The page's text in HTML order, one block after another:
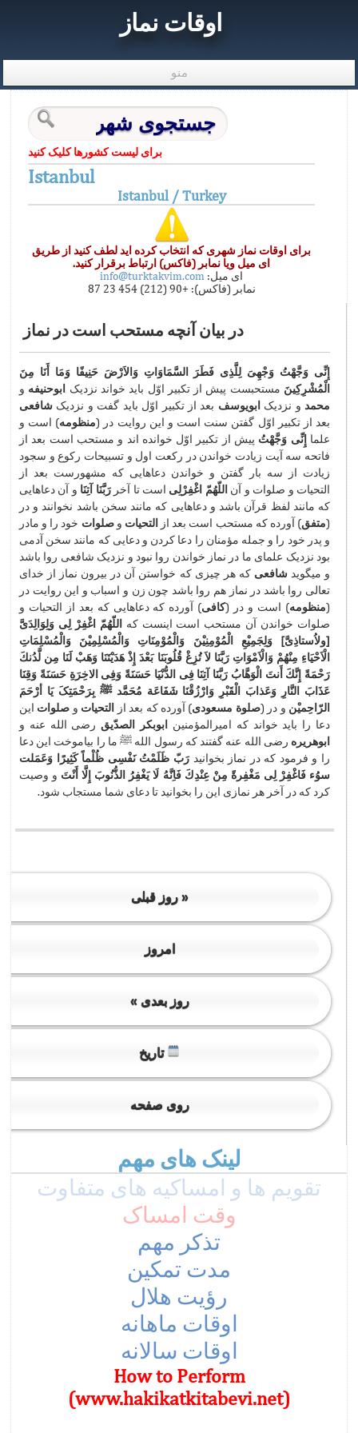
اوقات نماز
منو
برای لیست کشورها کلیک کنید
Istanbul
Istanbul / Turkey
برای اوقات نماز شهری که انتخاب کرده اید لطف کنید از طریق
ای میل ویا نمابر (فاکس) ارتباط برقرار کنید.
ای میل:
نمابر (فاکس): +90 (212) 454 23 87
در بیان آنچه مستحب است در نماز
إِنِّی وَجَّهْتُ وَجْهِیَ لِلَّذِی فَطَرَ السَّمَاوَاتِ وَالاَرْضَ حَنِیفًا وَمَا أَنَا مِنَ
الْمُشْرِكِینَ مستحبست پیش از تكبیر اوّل باید خواند نزدیک ابوحنیفه و
محمد و نزدیک ابویوسف بعد از تكبیر اوّل باید گفت و نزدیک شافعی
بعد از تكبیر اوّل گفتن سنت است و این روایت در (منظومه) است و
علما إِنِّی وَجَّهْتُ پیش از تكبیر اوّل خوانده اند و مستحب است بعد از
فاتحه سه آیت زیادت خواندن در ركعت اول و تسبیحات ركوع و سجود
زیادت از سه بار گفتن و خواندن دعاهایی كه مشهورست بعد از
التحیات و صلوات و آن اللّهُمّ اغْفِرْلِی است تا آخررَبَّنَا آتِنَا و آن دعاهایی
كه مانند لفظ قرآن باشد و دعاهایی كه مانند سخن باشد نخوانند و در
(متفق) آورده كه مستحب است بعد از التحیات وصلوات خود را و مادر
و پدر خود را و جمله مؤمنان را دعا كردن و دعایی كه مانند سخن آدمی
بود نزدیک علمای ما در نماز خواندن روا نبود و نزدیک شافعی روا باشد
و میگویدشافعی كه هر چیزی كه خواستن آن در بیرون نماز از خدای
تعالی روا باشد در نماز هم روا باشد چون زن و اسباب و این روایت در
(منظومه) است و در (كافی) آورده كه دعاهایی كه بعد از التحیات و
صلوات خواندن آن مستحب است اینست كه اللّهُمّ اغْفِرْ لِی وَلِوَالِدَیَّ
[ولاُستاذِیَّ] وَلِجَمِیْعِ الْمُوْمِنِیْنَ وَالْمُوْمِنَاتِ وَالْمُسْلِمِیْنَ وَالْمُسْلِمَاتِ
الْاَحْیَاءِ مِنْهُمْ وَالْاَمْوَاتِ رَبَّنَا لاَ تُزِغْ قُلُوبَنَا بَعْدَ إِذْ هَدَیْتَنَا وَهَبْ لَنَا مِن لَّدُنكَ
رَحْمَةً إِنَّكَ أَنتَ الْوَهَّابُ رَبَّنَا آتِنَا فِی الدُّنْیَا حَسَنَةً وَفِی الاخِرَةِ حَسَنَةً وَقِنَا
عَذَابَ النَّارِ وَعَذابَ الْقَبْرِ وَارْزُقْنَا شَفَاعَة مُحَمَّد ﷺ بِرَحْمَتِکَ یَا أرْحَمَ
الرّاحِمیْن و در (صلوة مسعودی) آورده كه بعد از التحیات و صلوات این
دعا را باید خواند كه امیرالمؤمنین ابوبكر الصدّیق رضی الله عنه و
ابوهریره رضی الله عنه گفتند كه رسول الله ﷺ ما را بیاموخت این دعا
را و فرمود كه در نماز بخوانیدرَبّ ظَلَمْتُ نَفْسِی ظُلْماً كَثِیرًا وَعَمَلت
سوُء فَاغْفِرْ لِی مَغْفِرةً مِنْ عِنْدِكَ فَاِنَّهُ لَا یَغْفِرُ الذُّنُوبَ إِلَّا أَنْتَ و وصیت
كرد كه در آخر هر نمازی این را بخوانید تا دعای شما مستجاب شود.
« روز قبلی
امروز
روز بعدی »
تاریخ
روی صفحه
لینک های مهم
تقویم ها و امساکیه های متفاوت
وقت امساک
تذکر مهم
مدت تمکين
رؤﻳﺖ ﻫﻼل
اوقات ماهانه
اوقات سالانه
How to Perform
(www.hakikatkitabevi.net)